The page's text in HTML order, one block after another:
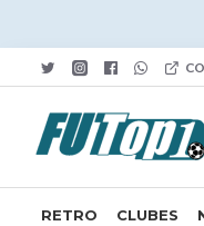
RETRO CLUBES